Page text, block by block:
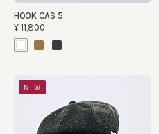
HOOK CAS 5
¥11,800
NEW